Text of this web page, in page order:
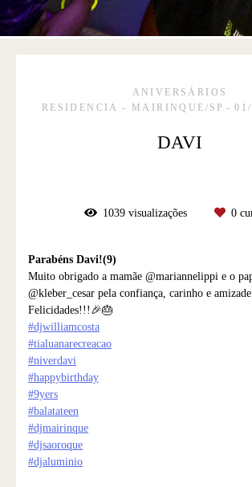
ANIVERSÁRIOS
RESIDENCIA - MAIRINQUE/SP
DAVI
1039 visualizações 0
Parabéns Davi!(9)
Muito obrigado a mamãe @mariannelippi e o
@kleber_cesar pela confiança, carinho e
Felicidades!!!🎉🎂
#djwilliamcosta
#tialuanarecreacao
#niverdavi
#happybirthday
#9yers
#balatateen
#djmairinque
#djsaoroque
#djaluminio